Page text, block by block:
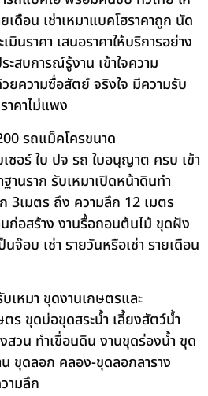
เดือน เช่าเหมาแบคโฮราคาถูก นัด
นราคา เสนอราคาให้บริการอย่าง
สบการณ์รู้งาน เข้าใจความ
ยความซื่อสัตย์ จริงใจ มีความรับ
าคาไม่แพง
รถแม็คโครขนาด
ซอร์ ใบ ปจ รถ ใบอนุญาต ครบ เข้า
านราก รับเหมาเปิดหน้าดินทำ
3เมตร ถึง ความลึก 12 เมตร
ก่อสร้าง งานรื้อถอนต้นไม้ ขุดฝัง
จ๊อบ เช่า รายวันหรือเช่า รายเดือน
เหมา ขุดงานเกษตรและ
ร ขุดบ่อขุดสระน้ำ เลี้ยงสัตว์น้ำ
สวน ทำเขื่อนดิน งานขุดร่องน้ำ ขุด
ขุดลอก คลอง-ขุดลอกลาราง
ามลึก